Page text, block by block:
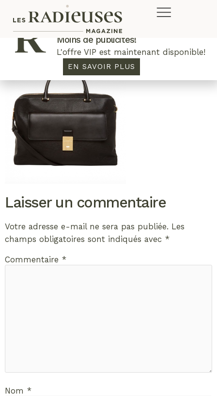
Laisser un commentaire
Votre adresse e-mail ne sera pas publiée. Les
champs obligatoires sont indiqués avec *
Commentaire *
Nom *
Plus de concours. Plus de rabais.
Moins de publicités!
L'offre VIP est maintenant disponible!
EN SAVOIR PLUS